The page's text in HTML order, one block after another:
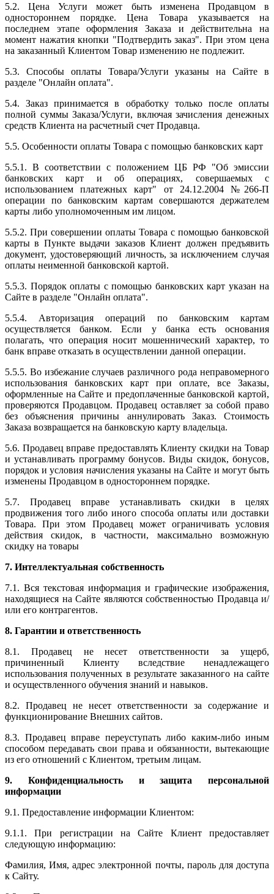
5.2. Цена Услуги может быть изменена Продавцом в
одностороннем порядке. Цена Товара указывается на
последнем этапе оформления Заказа и действительна на
момент нажатия кнопки "Подтвердить заказ". При этом цена
на заказанный Клиентом Товар изменению не подлежит.
5.3. Способы оплаты Товара/Услуги указаны на Сайте в
разделе "Онлайн оплата".
5.4. Заказ принимается в обработку только после оплаты
полной суммы Заказа/Услуги, включая зачисления денежных
средств Клиента на расчетный счет Продавца.
5.5. Особенности оплаты Товара с помощью банковских карт
5.5.1. В соответствии с положением ЦБ РФ "Об эмиссии
банковских карт и об операциях, совершаемых с
использованием платежных карт" от 24.12.2004 №266-П
операции по банковским картам совершаются держателем
карты либо уполномоченным им лицом.
5.5.2. При совершении оплаты Товара с помощью банковской
карты в Пункте выдачи заказов Клиент должен предъявить
документ, удостоверяющий личность, за исключением случая
оплаты неименной банковской картой.
5.5.3. Порядок оплаты с помощью банковских карт указан на
Сайте в разделе "Онлайн оплата".
5.5.4. Авторизация операций по банковским картам
осуществляется банком. Если у банка есть основания
полагать, что операция носит мошеннический характер, то
банк вправе отказать в осуществлении данной операции.
5.5.5. Во избежание случаев различного рода неправомерного
использования банковских карт при оплате, все Заказы,
оформленные на Сайте и предоплаченные банковской картой,
проверяются Продавцом. Продавец оставляет за собой право
без объяснения причины аннулировать Заказ. Стоимость
Заказа возвращается на банковскую карту владельца.
5.6. Продавец вправе предоставлять Клиенту скидки на Товар
и устанавливать программу бонусов. Виды скидок, бонусов,
порядок и условия начисления указаны на Сайте и могут быть
изменены Продавцом в одностороннем порядке.
5.7. Продавец вправе устанавливать скидки в целях
продвижения того либо иного способа оплаты или доставки
Товара. При этом Продавец может ограничивать условия
действия скидок, в частности, максимально возможную
скидку на товары
7. Интеллектуальная собственность
7.1. Вся текстовая информация и графические изображения,
находящиеся на Сайте являются собственностью Продавца и/
или его контрагентов.
8. Гарантии и ответственность
8.1. Продавец не несет ответственности за ущерб,
причиненный Клиенту вследствие ненадлежащего
использования полученных в результате заказанного на сайте
и осуществленного обучения знаний и навыков.
8.2. Продавец не несет ответственности за содержание и
функционирование Внешних сайтов.
8.3. Продавец вправе переуступать либо каким-либо иным
способом передавать свои права и обязанности, вытекающие
из его отношений с Клиентом, третьим лицам.
9. Конфиденциальность и защита персональной
информации
9.1. Предоставление информации Клиентом:
9.1.1. При регистрации на Сайте Клиент предоставляет
следующую информацию:
Фамилия, Имя, адрес электронной почты, пароль для доступа
к Сайту.